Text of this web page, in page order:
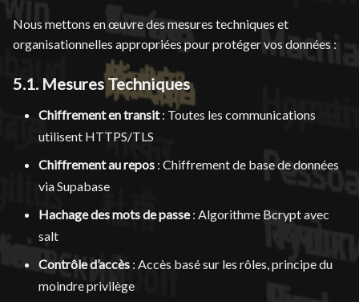
Nous mettons en œuvre des mesures techniques et
organisationnelles appropriées pour protéger vos données :
5.1. Mesures Techniques
Chiffrement en transit: Toutes les communications
utilisent HTTPS/TLS
Chiffrement au repos : Chiffrement de base de données
via Supabase
Hachage des mots de passe: Algorithme Bcrypt avec
salt
Contrôle d’accès : Accès basé sur les rôles, principe du
moindre privilège